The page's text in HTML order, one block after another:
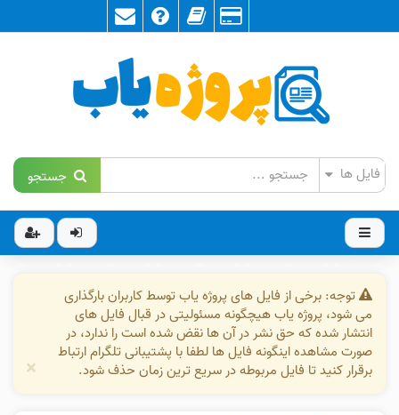
جستجو
توجه: برخی از فایل های پروژه یاب توسط کاربران بارگذاری
می شود، پروژه یاب هیچگونه مسئولیتی در قبال فایل های
انتشار شده که حق نشر در آن ها نقض شده است را ندارد، در
صورت مشاهده اینگونه فایل ها لطفا با پشتیبانی تلگرام ارتباط
برقرار کنید تا فایل مربوطه در سریع ترین زمان حذف شود.
×